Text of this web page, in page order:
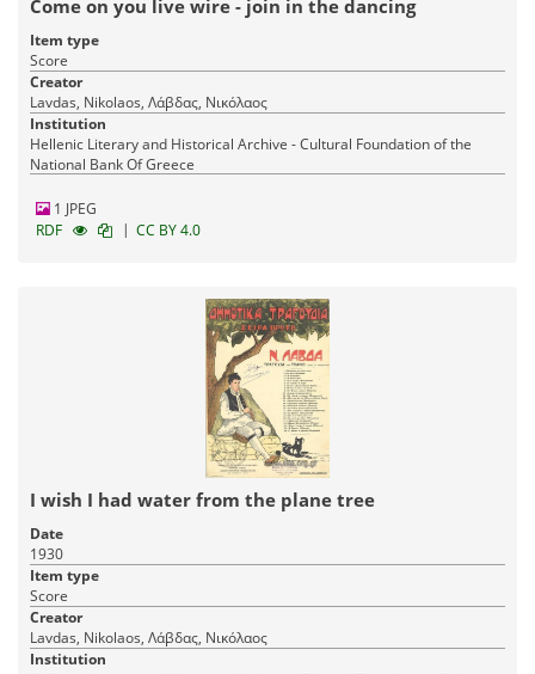
Come on you live wire - join in the dancing
Item type
Score
Creator
Lavdas, Nikolaos, Λάβδας, Νικόλαος
Institution
Hellenic Literary and Historical Archive - Cultural Foundation of the
National Bank Of Greece
1 JPEG
RDF
| CC BY 4.0
I wish I had water from the plane tree
Date
1930
Item type
Score
Creator
Lavdas, Nikolaos, Λάβδας, Νικόλαος
Institution